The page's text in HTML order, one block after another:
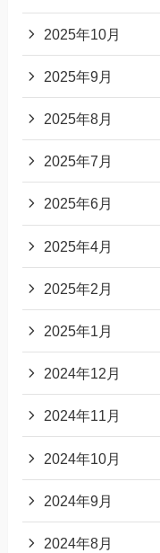
2025年10月
2025年9月
2025年8月
2025年7月
2025年6月
2025年4月
2025年2月
2025年1月
2024年12月
2024年11月
2024年10月
2024年9月
2024年8月